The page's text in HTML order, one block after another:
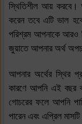
স্থিতিশীল আয় করবে।
করেন তবে এটি ভাল
পরিশ্রম আপনাকে আরও
জুয়াতে আপনার অর্থ
আপনার অর্থের স্থির
কারণে আপনি এই বছর
গোচরের ফলে আপনি
পারেন এবং এপ্রিল